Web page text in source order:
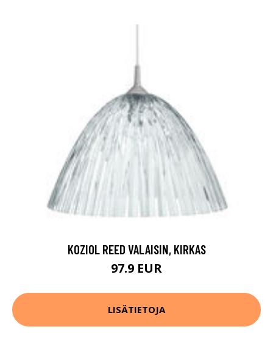
KOZIOL REED VALAISIN, KIRKAS
97.9 EUR
LISÄTIETOJA